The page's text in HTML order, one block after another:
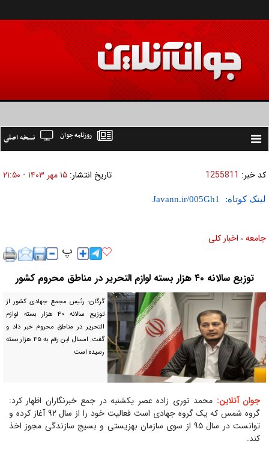
Toggle
نسخه اصلی روزنامه جوان
کد خبر: 1255811 تاریخ انتشار: ۱۵ مهر ۱۴۰۳ - ۲۱:۵۰
لینک کوتاه:
جامعه » اخبار كلی
توزیع سالانه ۴۰ هزار بسته لوازم التحریر در مناطق محروم کشور
گرگان- رئیس مجمع جهادی کشور از
توزیع سالانه ۴۰ هزار بسته لوازم
التحریر در مناطق محروم خبر داد و
گفت: امسال این رقم به ۴۵ هزار بسته
رسیده است.
جوان آنلاین: محمد نوری زاده عصر یکشنبه در جمع خبرنگاران اظهار کرد:
گروه شمس که یک گروه جهادی است فعالیت خود را از سال ۹۲ آغاز کرده و
توانست در سال ۹۵ از سوی سازمان بهزیستی و بسیج سازندگی مجوز اخذ
کند.